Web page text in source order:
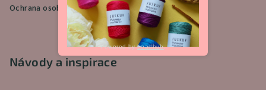
Ochrana osobních údajů
Návody a inspirace
Powered by Leadhub.